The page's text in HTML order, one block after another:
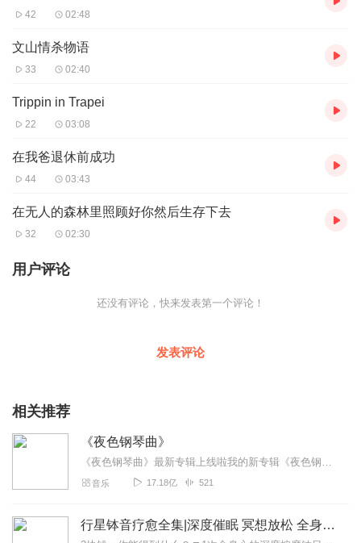
42 02:48
文山情杀物语
33 02:40
Trippin in Trapei
22 03:08
在我爸退休前成功
44 03:43
在无人的森林里照顾好你然后生存下去
32 02:30
用户评论
还没有评论，快来发表第一个评论！
发表评论
相关推荐
《夜色钢琴曲》
《夜色钢琴曲》最新专辑上线啦我的新专辑《夜色钢琴曲最新专辑》（点击跳转）已经上线，新专辑是《夜色钢琴曲》的升级版，我精选了诸多经典原创作品与大家分享，愿未来...
音乐 17.18亿 521
行星钵音疗愈全集|深度催眠 冥想放松 全身心深度按摩